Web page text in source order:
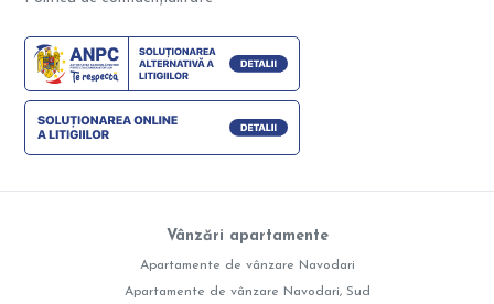
Vânzări apartamente
Apartamente de vânzare Navodari
Apartamente de vânzare Navodari, Sud